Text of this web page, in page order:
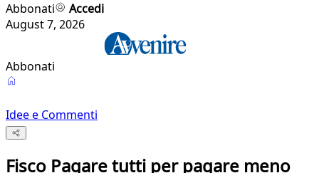
Abbonati
Accedi
August 7, 2026
Abbonati
Idee e Commenti
Fisco Pagare tutti per pagare meno